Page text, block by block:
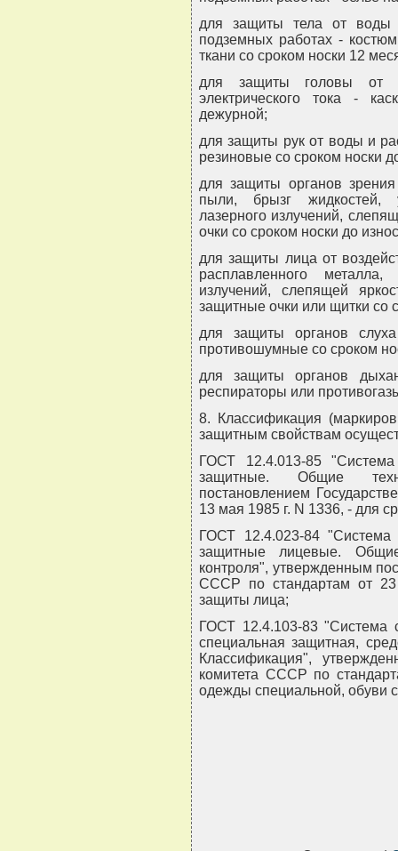
для защиты тела от воды
подземных работах -
ткани со сроком носки 12
для защиты головы от
электрического тока -
дежурной;
для защиты рук от воды и
резиновые со сроком носки
для защиты органов
пыли, брызг жидкостей,
лазерного излучений,
очки со сроком носки до
для защиты лица от
расплавленного металла,
излучений, слепящей
защитные очки или щитки со
для защиты органов
противошумные со сроком
для защиты органов
респираторы или
8. Классификация
защитным свойствам
ГОСТ 12.4.013-85 "Система
защитные. Общие
постановлением
13 мая 1985 г. N 1336, - для
ГОСТ 12.4.023-84 "Система
защитные лицевые.
контроля", утвержденным
СССР по стандартам от
защиты лица;
ГОСТ 12.4.103-83 "Система
специальная защитная,
Классификация",
комитета СССР по
одежды специальной, обуви